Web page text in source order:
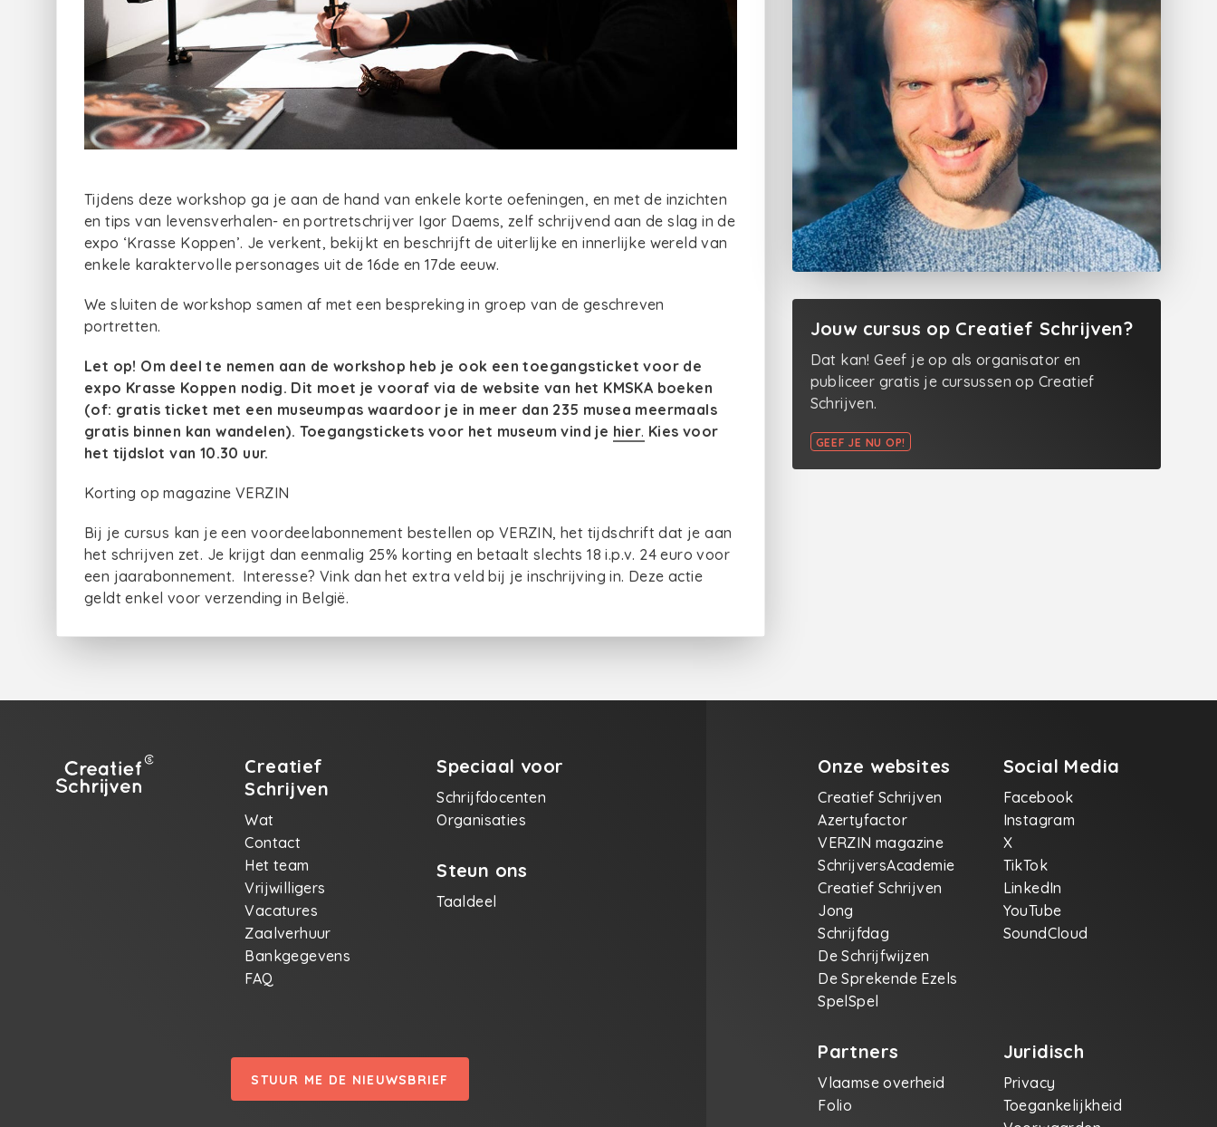
Tijdens deze workshop ga je aan de hand van enkele korte oefeningen, en met de inzichten
en tips van levensverhalen- en portretschrijver Igor Daems, zelf schrijvend aan de slag in de
expo ‘Krasse Koppen’. Je verkent, bekijkt en beschrijft de uiterlijke en innerlijke wereld van
enkele karaktervolle personages uit de 16de en 17de eeuw.
We sluiten de workshop samen af met een bespreking in groep van de geschreven
portretten.
Let op! Om deel te nemen aan de workshop heb je ook een toegangsticket voor de
expo Krasse Koppen nodig. Dit moet je vooraf via de website van het KMSKA boeken
(of: gratis ticket met een museumpas waardoor je in meer dan 235 musea meermaals
gratis binnen kan wandelen). Toegangstickets voor het museum vind je hier. Kies voor
het tijdslot van 10.30 uur.
Korting op magazine VERZIN
Bij je cursus kan je een voordeelabonnement bestellen op VERZIN, het tijdschrift dat je aan
het schrijven zet. Je krijgt dan eenmalig 25% korting en betaalt slechts 18 i.p.v. 24 euro voor
een jaarabonnement. Interesse? Vink dan het extra veld bij je inschrijving in. Deze actie
geldt enkel voor verzending in België.
Jouw cursus op Creatief Schrijven?
Dat kan! Geef je op als organisator en
publiceer gratis je cursussen op Creatief
Schrijven.
GEEF JE NU OP!
Creatief
Schrijven
Wat
Contact
Het team
Vrijwilligers
Vacatures
Zaalverhuur
Bankgegevens
FAQ
Speciaal voor
Schrijfdocenten
Organisaties
Steun ons
Taaldeel
STUUR ME DE NIEUWSBRIEF
Onze websites
Creatief Schrijven
Azertyfactor
VERZIN magazine
SchrijversAcademie
Creatief Schrijven
Jong
Schrijfdag
De Schrijfwijzen
De Sprekende Ezels
SpelSpel
Social Media
Facebook
Instagram
X
TikTok
LinkedIn
YouTube
SoundCloud
Partners
Vlaamse overheid
Folio
Juridisch
Privacy
Toegankelijkheid